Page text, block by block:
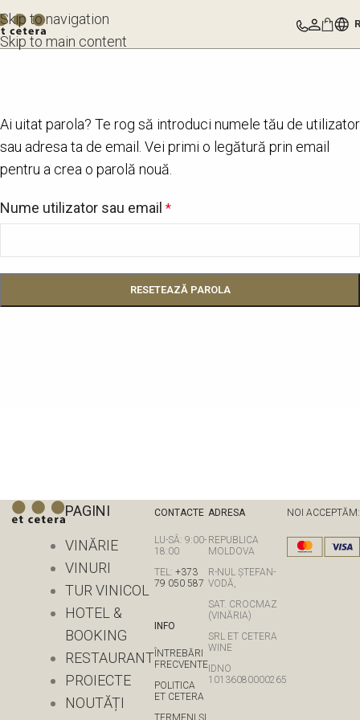
Skip to navigation
Skip to main content
Ai uitat parola? Te rog să introduci numele tău de utilizator
sau adresa ta de email. Vei primi o legătură prin email
pentru a crea o parolă nouă.
Nume utilizator sau email *
RESETEAZĂ PAROLA
PAGINI
VINĂRIE
VINURI
TUR VINICOL
HOTEL &
BOOKING
RESTAURANT
PROIECTE
NOUTĂȚI
CONTACTE
LU-SÂ: 9:00-
18:00
TEL: +373
79 050 587
INFO
ÎNTREBĂRI
FRECVENTE
POLITICA
ET CETERA
TERMENI ȘI
ADRESA
REPUBLICA
MOLDOVA
R-NUL ȘTEFAN-
VODĂ,
SAT. CROCMAZ
(VINĂRIA)
SRL ET CETERA
WINE
IDNO
10136080000265
NOI ACCEPTĂM: